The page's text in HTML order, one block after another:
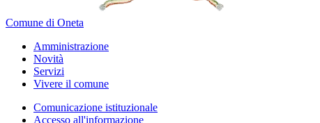
Comune di Oneta
Amministrazione
Novità
Servizi
Vivere il comune
Comunicazione istituzionale
Accesso all'informazione